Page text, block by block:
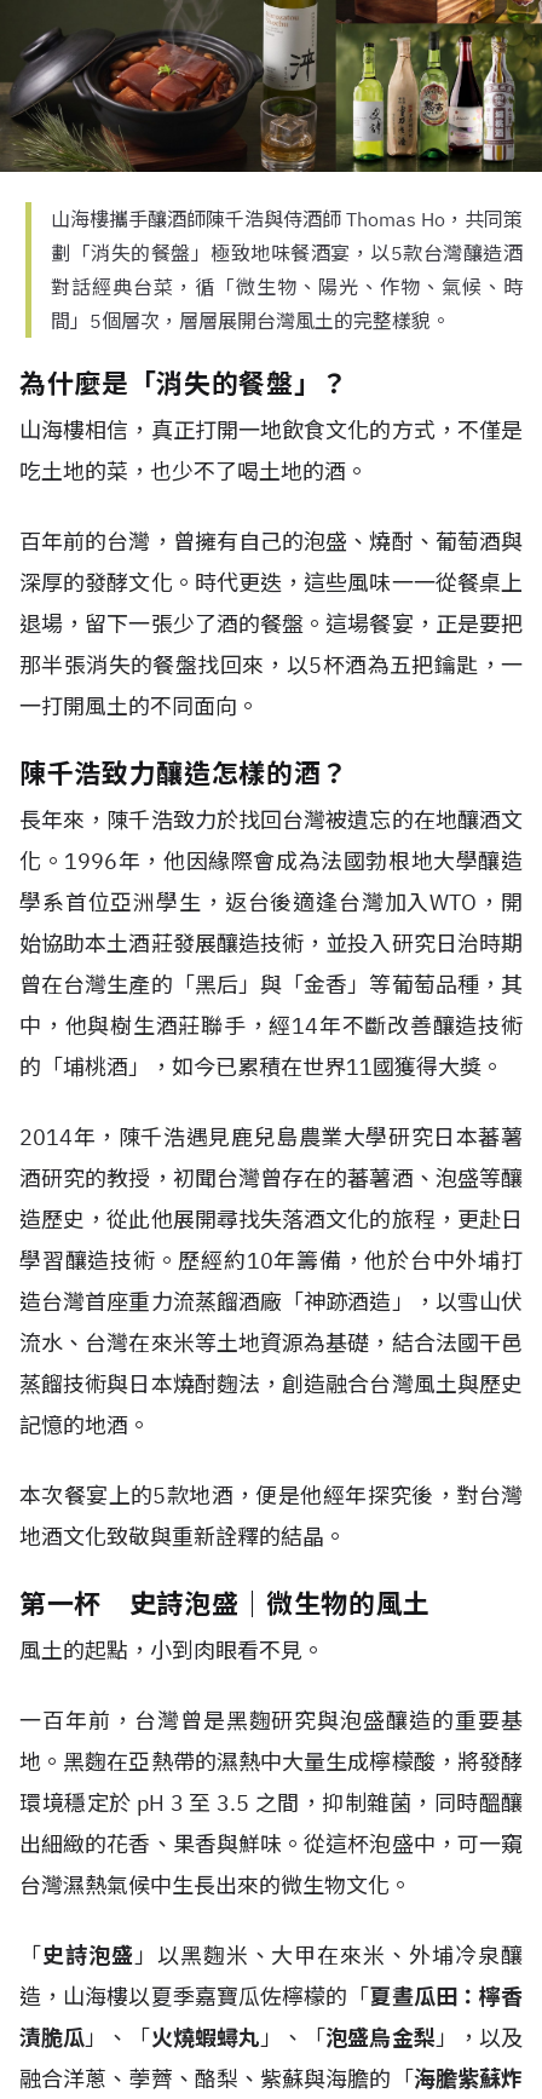
山海樓攜手釀酒師陳千浩與侍酒師 Thomas Ho，共同策
劃「消失的餐盤」極致地味餐酒宴，以5款台灣釀造酒
對話經典台菜，循「微生物、陽光、作物、氣候、時
間」5個層次，層層展開台灣風土的完整樣貌。
為什麼是「消失的餐盤」？
山海樓相信，真正打開一地飲食文化的方式，不僅是
吃土地的菜，也少不了喝土地的酒。
百年前的台灣，曾擁有自己的泡盛、燒酎、葡萄酒與
深厚的發酵文化。時代更迭，這些風味一一從餐桌上
退場，留下一張少了酒的餐盤。這場餐宴，正是要把
那半張消失的餐盤找回來，以5杯酒為五把鑰匙，一
一打開風土的不同面向。
陳千浩致力釀造怎樣的酒？
長年來，陳千浩致力於找回台灣被遺忘的在地釀酒文
化。1996年，他因緣際會成為法國勃根地大學釀造
學系首位亞洲學生，返台後適逢台灣加入WTO，開
始協助本土酒莊發展釀造技術，並投入研究日治時期
曾在台灣生產的「黑后」與「金香」等葡萄品種，其
中，他與樹生酒莊聯手，經14年不斷改善釀造技術
的「埔桃酒」，如今已累積在世界11國獲得大獎。
2014年，陳千浩遇見鹿兒島農業大學研究日本蕃薯
酒研究的教授，初聞台灣曾存在的蕃薯酒、泡盛等釀
造歷史，從此他展開尋找失落酒文化的旅程，更赴日
學習釀造技術。歷經約10年籌備，他於台中外埔打
造台灣首座重力流蒸餾酒廠「神跡酒造」，以雪山伏
流水、台灣在來米等土地資源為基礎，結合法國干邑
蒸餾技術與日本燒酎麴法，創造融合台灣風土與歷史
記憶的地酒。
本次餐宴上的5款地酒，便是他經年探究後，對台灣
地酒文化致敬與重新詮釋的結晶。
第一杯 史詩泡盛｜微生物的風土
風土的起點，小到肉眼看不見。
一百年前，台灣曾是黑麴研究與泡盛釀造的重要基
地。黑麴在亞熱帶的濕熱中大量生成檸檬酸，將發酵
環境穩定於 pH 3 至 3.5 之間，抑制雜菌，同時醞釀
出細緻的花香、果香與鮮味。從這杯泡盛中，可一窺
台灣濕熱氣候中生長出來的微生物文化。
「史詩泡盛」以黑麴米、大甲在來米、外埔冷泉釀
造，山海樓以夏季嘉寶瓜佐檸檬的「夏晝瓜田：檸香
漬脆瓜」、「火燒蝦蟳丸」、「泡盛烏金梨」，以及
融合洋蔥、荸薺、酪梨、紫蘇與海膽的「海膽紫蘇炸